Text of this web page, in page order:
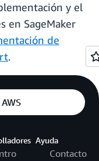
y el
en SageMaker
de
.
Ayuda
Contacto